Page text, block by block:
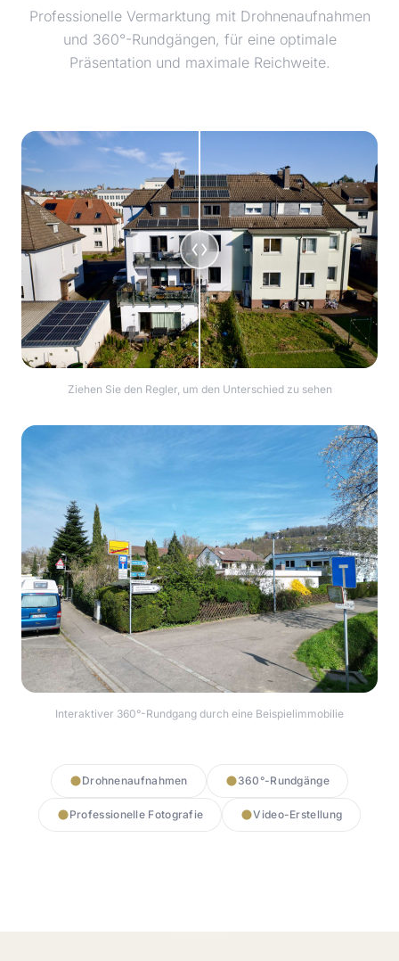
Professionelle Vermarktung mit Drohnenaufnahmen
und 360°-Rundgängen, für eine optimale
Präsentation und maximale Reichweite.
Ziehen Sie den Regler, um den Unterschied zu sehen
Interaktiver 360°-Rundgang durch eine Beispielimmobilie
Drohnenaufnahmen 360°-Rundgänge
Professionelle Fotografie Video-Erstellung